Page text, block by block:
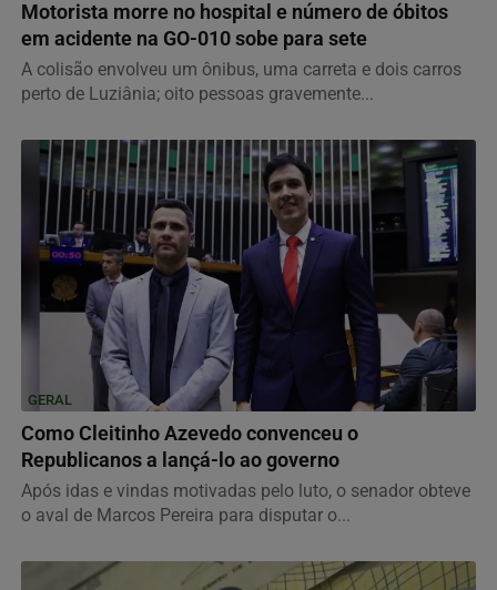
Motorista morre no hospital e número de óbitos
em acidente na GO-010 sobe para sete
A colisão envolveu um ônibus, uma carreta e dois carros
perto de Luziânia; oito pessoas gravemente...
GERAL
Como Cleitinho Azevedo convenceu o
Republicanos a lançá-lo ao governo
Após idas e vindas motivadas pelo luto, o senador obteve
o aval de Marcos Pereira para disputar o...